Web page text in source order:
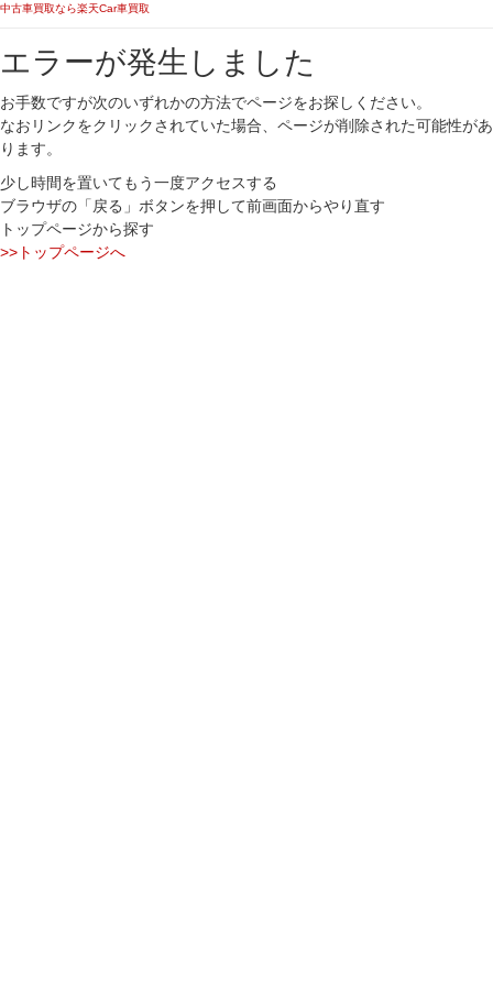
中古車買取なら楽天Car車買取
エラーが発生しました
お手数ですが次のいずれかの方法でページをお探しください。
なおリンクをクリックされていた場合、ページが削除された可能性があ
ります。
少し時間を置いてもう一度アクセスする
ブラウザの「戻る」ボタンを押して前画面からやり直す
トップページから探す
>>トップページへ